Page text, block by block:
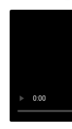
Arquivos para